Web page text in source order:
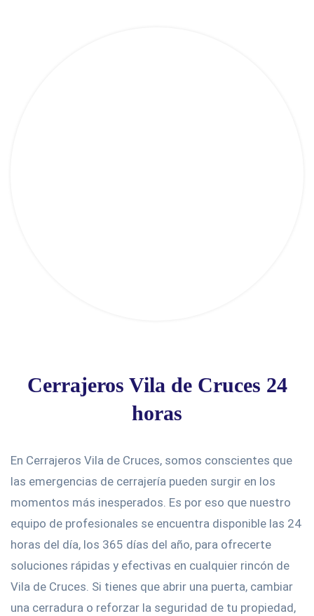
Cerrajeros Vila de Cruces 24
horas
En Cerrajeros Vila de Cruces, somos conscientes que
las emergencias de cerrajería pueden surgir en los
momentos más inesperados. Es por eso que nuestro
equipo de profesionales se encuentra disponible las 24
horas del día, los 365 días del año, para ofrecerte
soluciones rápidas y efectivas en cualquier rincón de
Vila de Cruces. Si tienes que abrir una puerta, cambiar
una cerradura o reforzar la seguridad de tu propiedad,